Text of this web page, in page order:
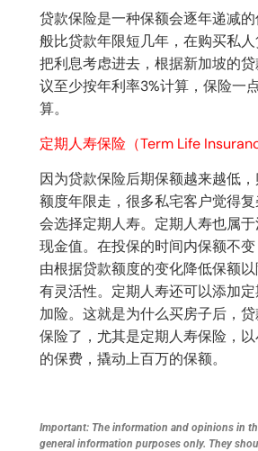
贷款保险是一种保额会逐年递减
般比贷款年限短几年，在购买私
把利息考虑进去，根据新加坡的
议至少按年利率3%计算，保险一
算。
定期人寿保险（Term Life
因为贷款保险后期保额越来越低
额度年限走，很多私宅客户觉得复
会选择定期人寿。定期人寿也属
现金值。在投保的时间内保额不
由根据贷款额度的变化降低保额
有灵活性。定期人寿还可以添加
加险。这就是为什么买房子后，
保险了，尤其是定期人寿保险，
的保费，撬动上百万的保额。
Important: The information and opinions in
general information purposes only. They